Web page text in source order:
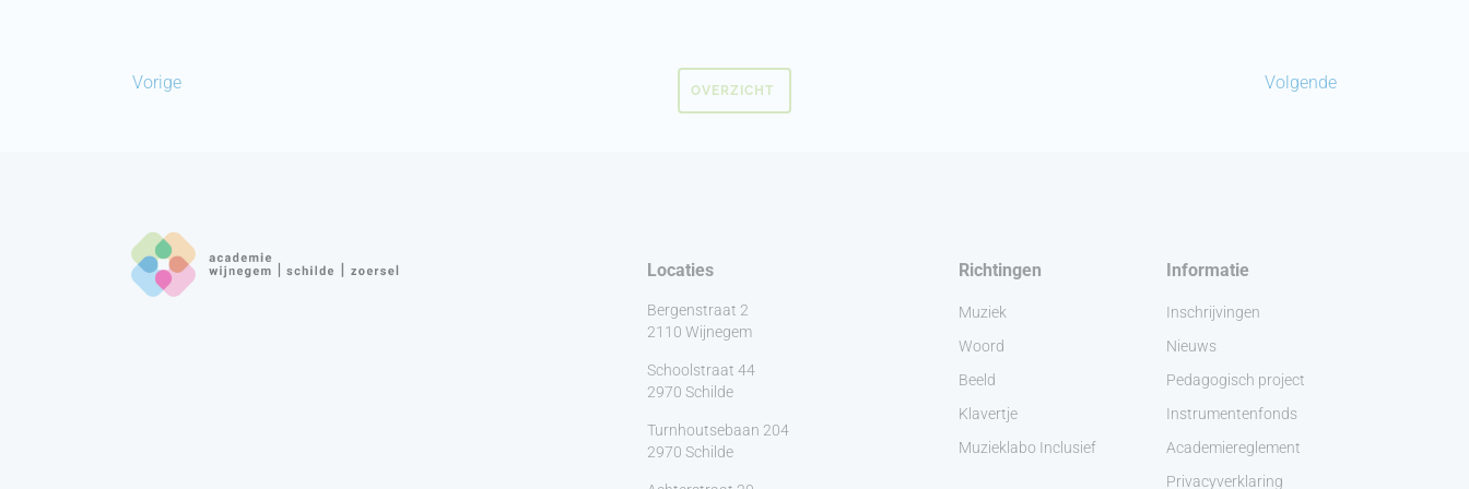
Vorige Volgende
OVERZICHT
Locaties
Bergenstraat 2
2110 Wijnegem
Schoolstraat 44
2970 Schilde
Turnhoutsebaan 204
2970 Schilde
Richtingen
Muziek
Woord
Beeld
Klavertje
Muzieklabo Inclusief
Informatie
Inschrijvingen
Nieuws
Pedagogisch project
Instrumentenfonds
Academiereglement
Privacyverklaring